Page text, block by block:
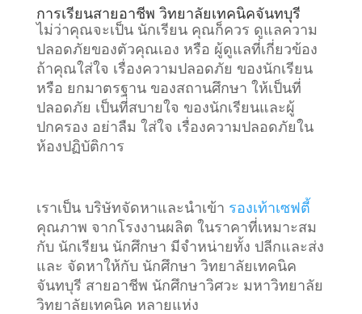
การเรียนสายอาชีพ วิทยาลัยเทคนิคจันทบุรี
ไม่ว่าคุณจะเป็น นักเรียน คุณก็ควร ดูแลความ
ปลอดภัยของตัวคุณเอง หรือ ผู้ดูแลที่เกี่ยวข้อง
ถ้าคุณใส่ใจ เรื่องความปลอดภัย ของนักเรียน
หรือ ยกมาตรฐาน ของสถานศึกษา ให้เป็นที่
ปลอดภัย เป็นที่สบายใจ ของนักเรียนและผู้
ปกครอง อย่าลืม ใส่ใจ เรื่องความปลอดภัยใน
ห้องปฏิบัติการ
เราเป็น บริษัทจัดหาและนำเข้า รองเท้าเซฟตี้
คุณภาพ จากโรงงานผลิต ในราคาที่เหมาะสม
กับ นักเรียน นักศึกษา มีจำหน่ายทั้ง ปลีกและส่ง
และ จัดหาให้กับ นักศึกษา วิทยาลัยเทคนิค
จันทบุรี สายอาชีพ นักศึกษาวิศวะ มหาวิทยาลัย
วิทยาลัยเทคนิค หลายแห่ง